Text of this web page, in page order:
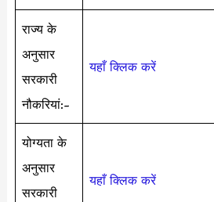
राज्य के
अनुसार
सरकारी
नौकरियां:-
यहाँ क्लिक करें
योग्यता के
अनुसार
सरकारी
यहाँ क्लिक करें